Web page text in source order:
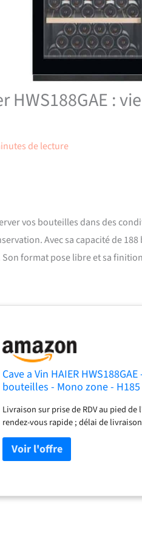
HWS188GAE :
de lecture
vos bouteilles dans des
Avec sa capacité de
format pose libre et sa
Cave a Vin HAIER
bouteilles - Mono zone -
Livraison sur prise de RDV au pied
rendez-vous rapide ; délai de